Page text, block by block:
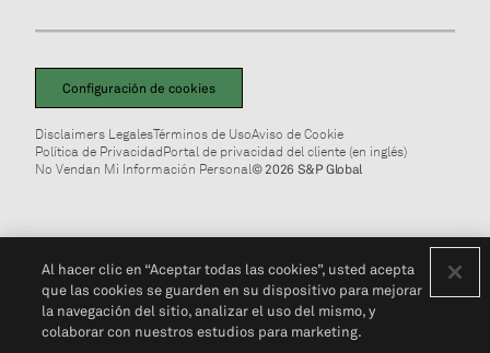
Configuración de cookies
Disclaimers LegalesTérminos de UsoAviso de Cookie
Política de PrivacidadPortal de privacidad del cliente (en inglés)
No Vendan Mi Información Personal© 2026 S&P Global
Al hacer clic en “Aceptar todas las cookies”, usted acepta
que las cookies se guarden en su dispositivo para mejorar
la navegación del sitio, analizar el uso del mismo, y
colaborar con nuestros estudios para marketing.